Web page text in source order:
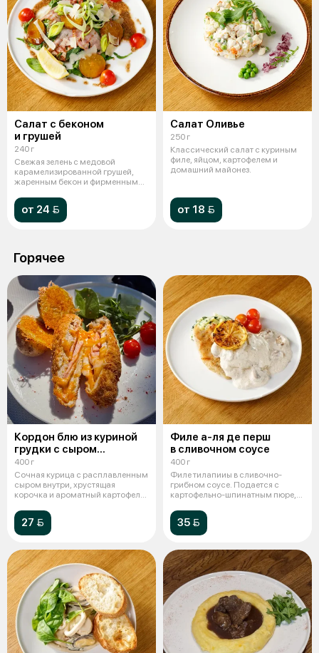
Салат с беконом
и грушей
240 г
Свежая зелень с медовой
карамелизированной грушей,
жаренным бекон и фирменным
от 24 
Салат Оливье
250 г
Классический салат с куриным
филе, яйцом, картофелем и
домашний майонез.
от 18 
Горячее
Кордон блю из куриной
грудки с сыром
и ветчиной.
400 г
Сочная курица с расплавленным
сыром внутри, хрустящая
корочка и ароматный картофель
27 
Филе а-ля де перш
в сливочном соусе
400 г
Филе тилапииы в сливочно-
грибном соусе. Подается с
картофельно-шпинатным пюре,
35 